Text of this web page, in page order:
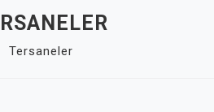
Tersaneler